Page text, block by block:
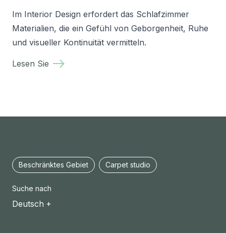
Im Interior Design erfordert das Schlafzimmer
Materialien, die ein Gefühl von Geborgenheit, Ruhe
und visueller Kontinuität vermitteln.
Lesen Sie
Beschränktes Gebiet Carpet studio
Suche nach
Deutsch